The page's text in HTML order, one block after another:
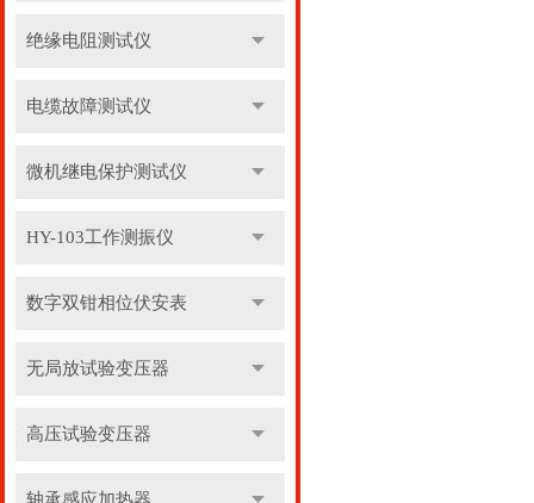
绝缘电阻测试仪
电缆故障测试仪
微机继电保护测试仪
HY-103工作测振仪
数字双钳相位伏安表
无局放试验变压器
高压试验变压器